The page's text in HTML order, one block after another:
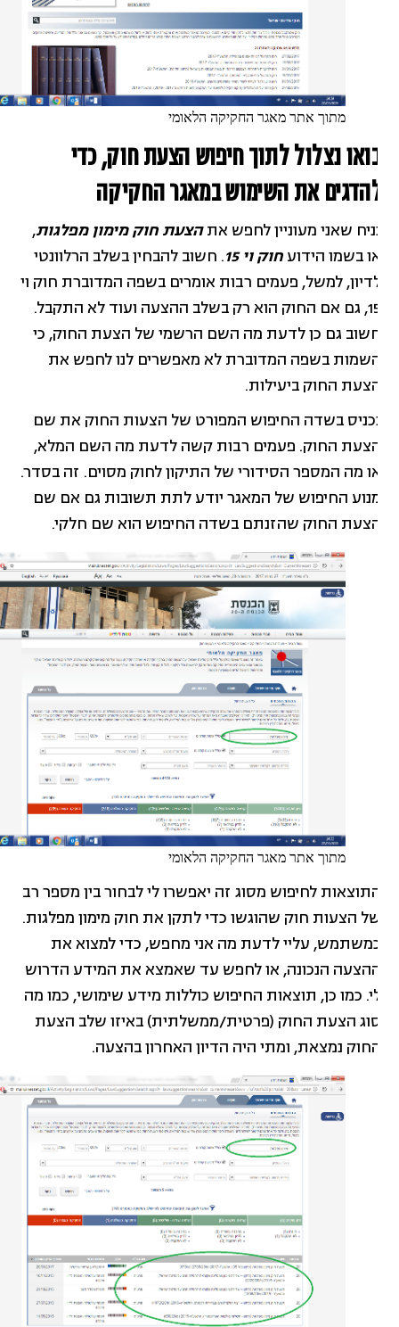
מתוך אתר מאגר החקיקה הלאומי
נצלול לתוך חיפוש הצעת חוק, כדי
את השימוש במאגר החקיקה
שאני מעוניין לחפש אתהצעת חוק מימון מפלגות,
בשמו הידועחוק וי 15
. חשוב להבחין בשלב הרלוונטי
למשל, פעמים רבות אומרים בשפה המדוברת חוק וי
15, גם אם החוק הוא רק בשלב ההצעה ועוד לא התקבל.
גם כן לדעת מה השם הרשמי של הצעת החוק, כי
בשפה המדוברת לא מאפשרים לנו לחפש את
החוק ביעילות.
בשדה החיפוש המפורט של הצעות החוק את שם
החוק. פעמים רבות קשה לדעת מה השם המלא,
מה המספר הסידורי של התיקון לחוק מסוים. זה בסדר.
החיפוש של המאגר יודע לתת תשובות גם אם שם
החוק שהזנתם בשדה החיפוש הוא שם חלקי.
מתוך אתר מאגר החקיקה הלאומי
לחיפוש מסוג זה יאפשרו לי לבחור בין מספר רב
הצעות חוק שהוגשו כדי לתקן את חוק מימון מפלגות.
עליי לדעת מה אני מחפש, כדי למצוא את
הנכונה, או לחפש עד שאמצא את המידע הדרוש
כמו כן, תוצאות החיפוש כוללות מידע שימושי, כמו מה
הצעת החוק (פרטית/ממשלתית) באיזו שלב הצעת
נמצאת, ומתי היה הדיון האחרון בהצעה.